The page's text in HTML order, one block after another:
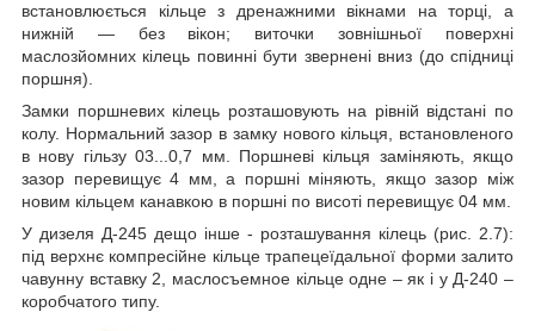
встановлюється кільце з дренажними вікнами на торці, а
нижній ― без вікон; виточки зовнішньої поверхні
маслозйомних кілець повинні бути звернені вниз (до спідниці
поршня).
Замки поршневих кілець розташовують на рівній відстані по
колу. Нормальний зазор в замку нового кільця, встановленого
в нову гільзу 03...0,7 мм. Поршневі кільця заміняють, якщо
зазор перевищує 4 мм, а поршні міняють, якщо зазор між
новим кільцем канавкою в поршні по висоті перевищує 04 мм.
У дизеля Д-245 дещо інше - розташування кілець (рис. 2.7):
під верхнє компресійне кільце трапецеїдальної форми залито
чавунну вставку 2, маслосъемное кільце одне – як і у Д-240 –
коробчатого типу.